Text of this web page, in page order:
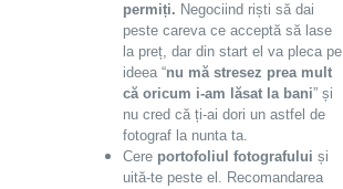
permiți. Negociind riști să dai
peste careva ce acceptă să lase
la preț, dar din start el va pleca pe
ideea “nu mă stresez prea mult
că oricum i-am lăsat la bani” și
nu cred că ți-ai dori un astfel de
fotograf la nunta ta.
Cere portofoliul fotografului și
uită-te peste el. Recomandarea